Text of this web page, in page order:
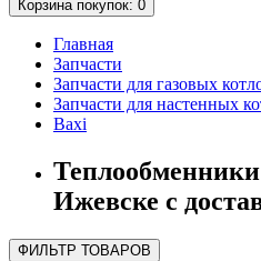
Корзинапокупок: 0
Главная
Запчасти
Запчасти для газовых
Запчасти для настенных
Baxi
Ижевске с
ФИЛЬТР ТОВАРОВ